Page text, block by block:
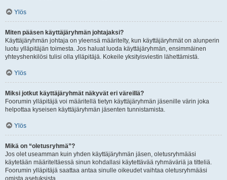
Ylös
Miten pääsen käyttäjäryhmän johtajaksi?
Käyttäjäryhmän johtaja on yleensä määritelty, kun käyttäjäryhmät on alunperin
luotu ylläpitäjän toimesta. Jos haluat luoda käyttäjäryhmän, ensimmäinen
yhteyshenkilösi tulisi olla ylläpitäjä. Kokeile yksityisviestin lähettämistä.
Ylös
Miksi jotkut käyttäjäryhmät näkyvät eri väreillä?
Foorumin ylläpitäjä voi määritellä tietyn käyttäjäryhmän jäsenille värin joka
helpottaa kyseisen käyttäjäryhmän jäsenten tunnistamista.
Ylös
Mikä on “oletusryhmä”?
Jos olet useamman kuin yhden käyttäjäryhmän jäsen, oletusryhmääsi
käytetään määriteltäessä sinun kohdallasi käytettävää ryhmäväriä ja titteliä.
Foorumin ylläpitäjä saattaa antaa sinulle oikeudet vaihtaa oletusryhmääsi
omista asetuksista.